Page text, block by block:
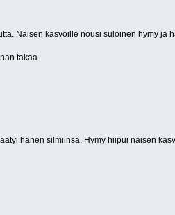
Naisen kasvoille nousi suloinen hymy ja
takaa.
hänen silmiinsä. Hymy hiipui naisen